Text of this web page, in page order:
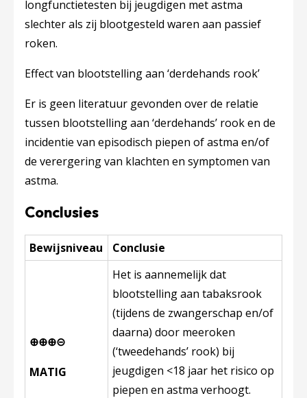
longfunctietesten bij jeugdigen met astma
slechter als zij blootgesteld waren aan passief
roken.
Effect van blootstelling aan ‘derdehands rook’
Er is geen literatuur gevonden over de relatie
tussen blootstelling aan ‘derdehands’ rook en de
incidentie van episodisch piepen of astma en/of
de verergering van klachten en symptomen van
astma.
Conclusies
Bewijsniveau Conclusie
⊕⊕⊕⊝
MATIG
Het is aannemelijk dat
blootstelling aan tabaksrook
(tijdens de zwangerschap en/of
daarna) door meeroken
(‘tweedehands’ rook) bij
jeugdigen <18 jaar het risico op
piepen en astma verhoogt.